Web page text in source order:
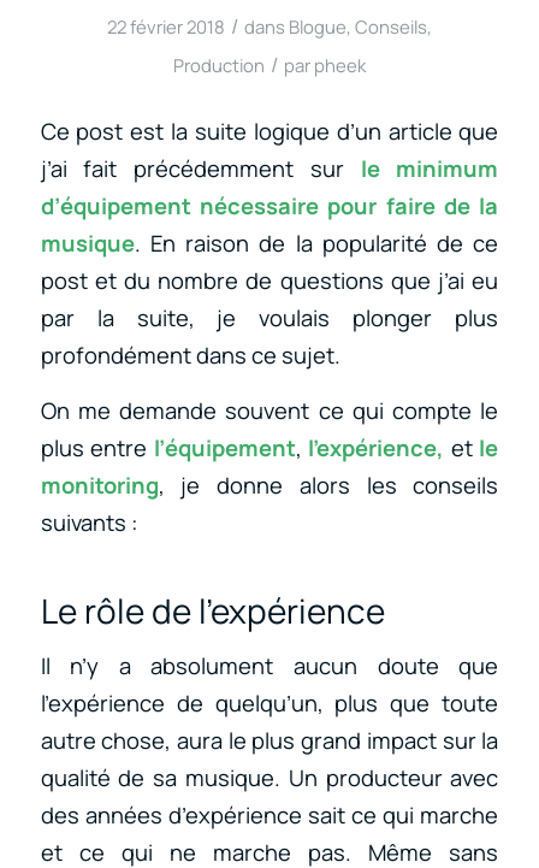
22 février 2018 / dans Blogue, Conseils,
Production / par pheek
Ce post est la suite logique d’un article que
j’ai fait précédemment sur le minimum
d’équipement nécessaire pour faire de la
musique. En raison de la popularité de ce
post et du nombre de questions que j’ai eu
par la suite, je voulais plonger plus
profondément dans ce sujet.
On me demande souvent ce qui compte le
plus entre l’équipement, l’expérience, et le
monitoring, je donne alors les conseils
suivants :
Le rôle de l’expérience
Il n’y a absolument aucun doute que
l’expérience de quelqu’un, plus que toute
autre chose, aura le plus grand impact sur la
qualité de sa musique. Un producteur avec
des années d’expérience sait ce qui marche
et ce qui ne marche pas. Même sans